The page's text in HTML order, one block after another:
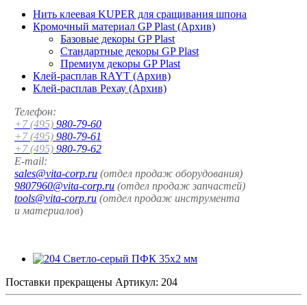
Нить клеевая KUPER для сращивания шпона
Кромочный материал GP Plast (Архив)
Базовые декоры GP Plast
Стандартные декоры GP Plast
Премиум декоры GP Plast
Клей-расплав RAYT (Архив)
Клей-расплав Рехау (Архив)
Телефон:
+7 (495) 980-79-60
+7 (495) 980-79-61
+7 (495) 980-79-62
E-mail:
sales@vita-corp.ru (отдел продаж оборудования)
9807960@vita-corp.ru (отдел продаж запчастей)
tools@vita-corp.ru (отдел продаж инструмента
и материалов)
Поставки прекращены Артикул: 204